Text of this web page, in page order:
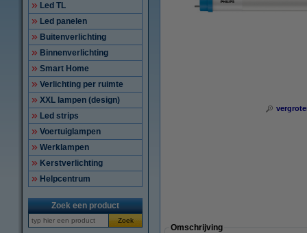
Led TL
Led panelen
Buitenverlichting
Binnenverlichting
Smart Home
Verlichting per ruimte
XXL lampen (design)
Led strips
Voertuiglampen
Werklampen
Kerstverlichting
Helpcentrum
Zoek een product
Zoek
Omschrijving